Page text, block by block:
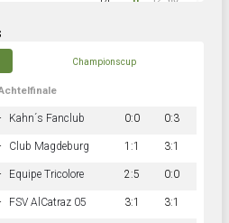
Championscup
Kahn´s Fanclub 0:0 0:3
Club Magdeburg 1:1 3:1
Equipe Tricolore 2:5 0:0
FSV AlCatraz 05 3:1 3:1